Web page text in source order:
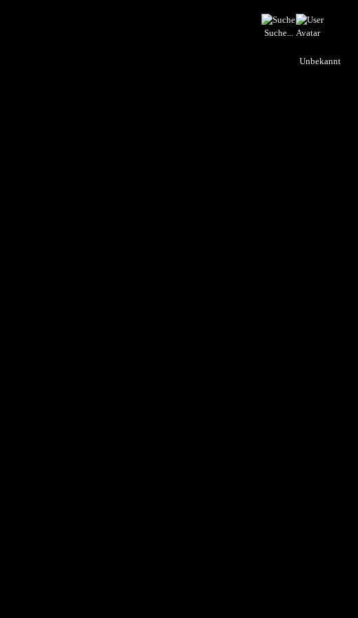
Suche...
Unbekannt